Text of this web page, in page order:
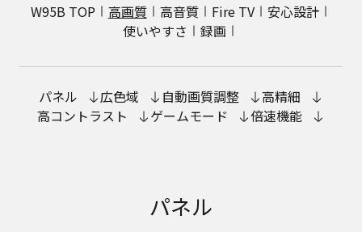
W95B TOP 高画質 高音質 Fire TV
安心設計
使いやすさ
録画
パネル 広色域 自動画質調整
高精細
高コントラスト
ゲームモード 倍速機能
パネル